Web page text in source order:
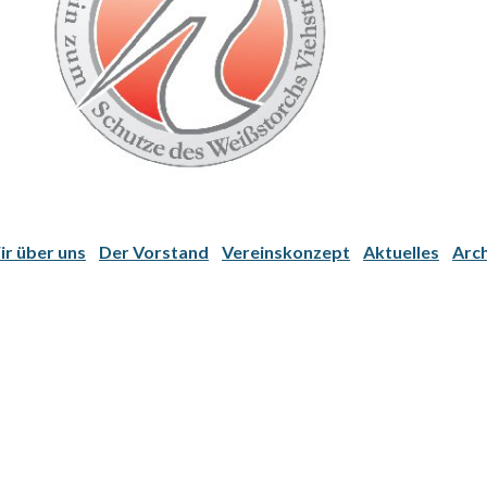
über uns Der Vorstand Vereinskonzept Aktuelles